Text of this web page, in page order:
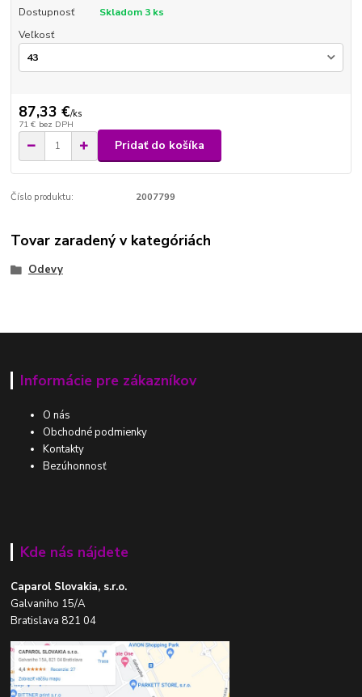
Dostupnosť
Skladom 3 ks
Veľkosť
87,33 €/ks
71 € bez DPH
Pridať do košíka
Číslo produktu: 2007799
Tovar zaradený v kategóriách
Odevy
Informácie pre zákazníkov
O nás
Obchodné podmienky
Kontakty
Bezúhonnosť
Kde nás nájdete
Caparol Slovakia, s.r.o.
Galvaniho 15/A
Bratislava 821 04